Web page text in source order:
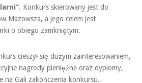
. Konkurs skierowany jest do
Mazowsza, a jego celem jest
o obiegu zamkniętym.
cieszył się dużym zainteresowaniem,
nagrody pieniężne oraz dyplomy,
na Gali zakończenia konkursu.